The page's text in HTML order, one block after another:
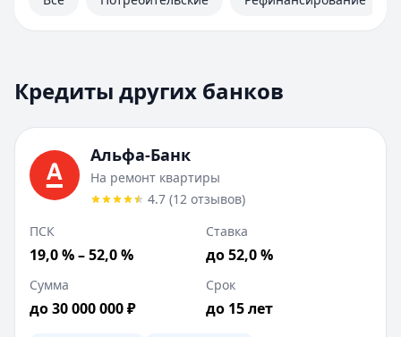
Кредиты других банков
Всего предложений:5. Текущая страница:
Альфа-Банк:На ремонт квартиры
Ставка от:
17.8 %
Сумма:30 000- 30 000 000
Срок до:180
месяцев
Рейтинг:
Лейблы:Доставка курьером, Бесплатная карта, Без
Требования:
Наличие гражданства РФ, Постоянная
Документы:
Описание:Кредит «На ремонт квартиры» от Альфа-
Кредиты других банков
Альфа-Банк
На ремонт квартиры
4.7 (12 отзывов)
ПСК
19,0 % – 52,0 %
Ставка
до 52,0 %
Сумма
до 30 000 000 ₽
Срок
до 15 лет